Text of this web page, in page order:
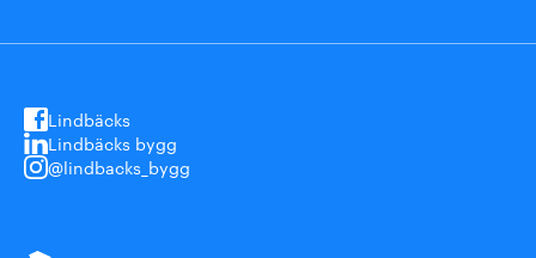
Lindbäcks
Lindbäcks bygg
@lindbacks_bygg